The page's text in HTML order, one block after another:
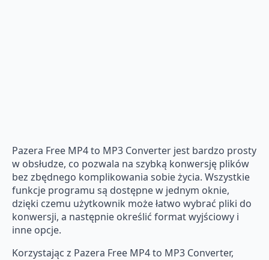
Pazera Free MP4 to MP3 Converter jest bardzo prosty
w obsłudze, co pozwala na szybką konwersję plików
bez zbędnego komplikowania sobie życia. Wszystkie
funkcje programu są dostępne w jednym oknie,
dzięki czemu użytkownik może łatwo wybrać pliki do
konwersji, a następnie określić format wyjściowy i
inne opcje.
Korzystając z Pazera Free MP4 to MP3 Converter,